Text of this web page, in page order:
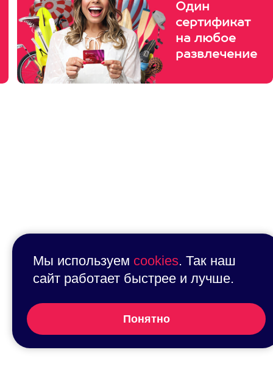
Один
сертификат
на любое
развлечение
Мы используем cookies. Так наш
сайт работает быстрее и лучше.
Понятно